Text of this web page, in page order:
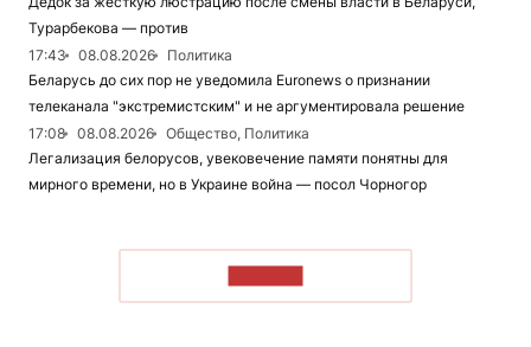
Турарбекова — против
17:43
08.08.2026
Политика
Беларусь до сих пор не уведомила Euronews о признании
телеканала "экстремистским" и не аргументировала решение
17:08
08.08.2026
Общество, Политика
Легализация белорусов, увековечение памяти понятны для
мирного времени, но в Украине война — посол Чорногор